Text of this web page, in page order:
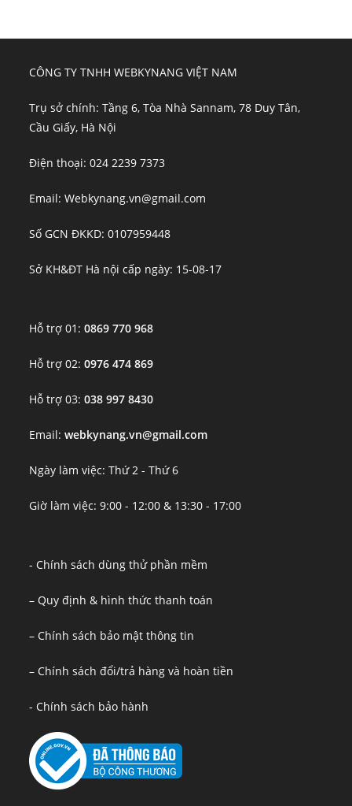
CÔNG TY TNHH WEBKYNANG VIỆT NAM
Trụ sở chính: Tầng 6, Tòa Nhà Sannam, 78 Duy Tân,
Cầu Giấy, Hà Nội
Điện thoại: 024 2239 7373
Email: Webkynang.vn@gmail.com
Số GCN ĐKKD: 0107959448
Sở KH&ĐT Hà nội cấp ngày: 15-08-17
Hỗ trợ 01:0869 770 968
Hỗ trợ 02:0976 474 869
Hỗ trợ 03:038 997 8430
Email:webkynang.vn@gmail.com
Ngày làm việc: Thứ 2 - Thứ 6
Giờ làm việc: 9:00 - 12:00 & 13:30 - 17:00
- Chính sách dùng thử phần mềm
– Quy định & hình thức thanh toán
– Chính sách bảo mật thông tin
– Chính sách đổi/trả hàng và hoàn tiền
- Chính sách bảo hành